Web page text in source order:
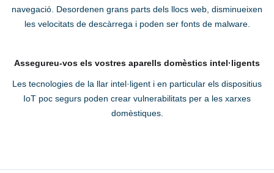
navegació. Desordenen grans parts dels llocs web, disminueixen
les velocitats de descàrrega i poden ser fonts de malware.
Assegureu-vos els vostres aparells domèstics intel·ligents
Les tecnologies de la llar intel·ligent i en particular els dispositius
IoT poc segurs poden crear vulnerabilitats per a les xarxes
domèstiques.